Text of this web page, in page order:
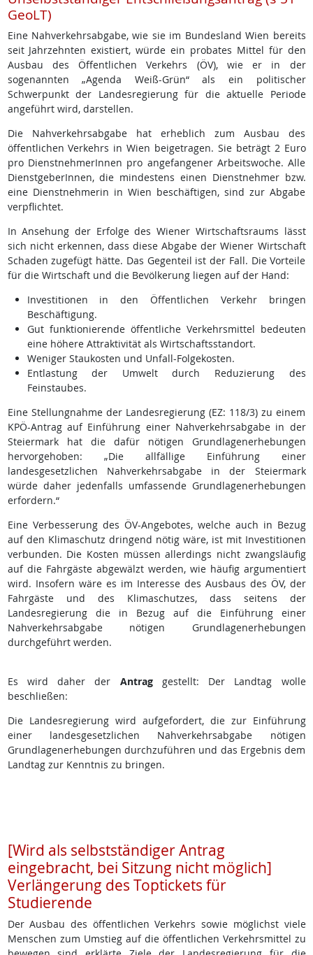
GeoLT)
Eine Nahverkehrsabgabe, wie sie im Bundesland Wien bereits
seit Jahrzehnten existiert, würde ein probates Mittel für den
Ausbau des Öffentlichen Verkehrs (ÖV), wie er in der
sogenannten „Agenda Weiß-Grün“ als ein politischer
Schwerpunkt der Landesregierung für die aktuelle Periode
angeführt wird, darstellen.
Die Nahverkehrsabgabe hat erheblich zum Ausbau des
öffentlichen Verkehrs in Wien beigetragen. Sie beträgt 2 Euro
pro DienstnehmerInnen pro angefangener Arbeitswoche. Alle
DienstgeberInnen, die mindestens einen Dienstnehmer bzw.
eine Dienstnehmerin in Wien beschäftigen, sind zur Abgabe
verpflichtet.
In Ansehung der Erfolge des Wiener Wirtschaftsraums lässt
sich nicht erkennen, dass diese Abgabe der Wiener Wirtschaft
Schaden zugefügt hätte. Das Gegenteil ist der Fall. Die Vorteile
für die Wirtschaft und die Bevölkerung liegen auf der Hand:
Investitionen in den Öffentlichen Verkehr bringen
Beschäftigung.
Gut funktionierende öffentliche Verkehrsmittel bedeuten
eine höhere Attraktivität als Wirtschaftsstandort.
Weniger Staukosten und Unfall-Folgekosten.
Entlastung der Umwelt durch Reduzierung des
Feinstaubes.
Eine Stellungnahme der Landesregierung (EZ: 118/3) zu einem
KPÖ-Antrag auf Einführung einer Nahverkehrsabgabe in der
Steiermark hat die dafür nötigen Grundlagenerhebungen
hervorgehoben: „Die allfällige Einführung einer
landesgesetzlichen Nahverkehrsabgabe in der Steiermark
würde daher jedenfalls umfassende Grundlagenerhebungen
erfordern.“
Eine Verbesserung des ÖV-Angebotes, welche auch in Bezug
auf den Klimaschutz dringend nötig wäre, ist mit Investitionen
verbunden. Die Kosten müssen allerdings nicht zwangsläufig
auf die Fahrgäste abgewälzt werden, wie häufig argumentiert
wird. Insofern wäre es im Interesse des Ausbaus des ÖV, der
Fahrgäste und des Klimaschutzes, dass seitens der
Landesregierung die in Bezug auf die Einführung einer
Nahverkehrsabgabe nötigen Grundlagenerhebungen
durchgeführt werden.
Es wird daher der Antrag gestellt: Der Landtag wolle
beschließen:
Die Landesregierung wird aufgefordert, die zur Einführung
einer landesgesetzlichen Nahverkehrsabgabe nötigen
Grundlagenerhebungen durchzuführen und das Ergebnis dem
Landtag zur Kenntnis zu bringen.
[Wird als selbstständiger Antrag
eingebracht, bei Sitzung nicht möglich]
Verlängerung des Toptickets für
Studierende
Der Ausbau des öffentlichen Verkehrs sowie möglichst viele
Menschen zum Umstieg auf die öffentlichen Verkehrsmittel zu